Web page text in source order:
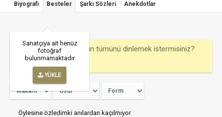
Biyografi Besteler Şarkı Sözleri Anekdotlar
Sanatçıya ait henüz
fotoğraf
bulunmamaktadır
YÜKLE
Bu bestekarın eserlerinin tümünü dinlemek istermisiniz?
TÜMÜNÜ OYNAT
Öylesine özledimki anılardan kaçılmıyor